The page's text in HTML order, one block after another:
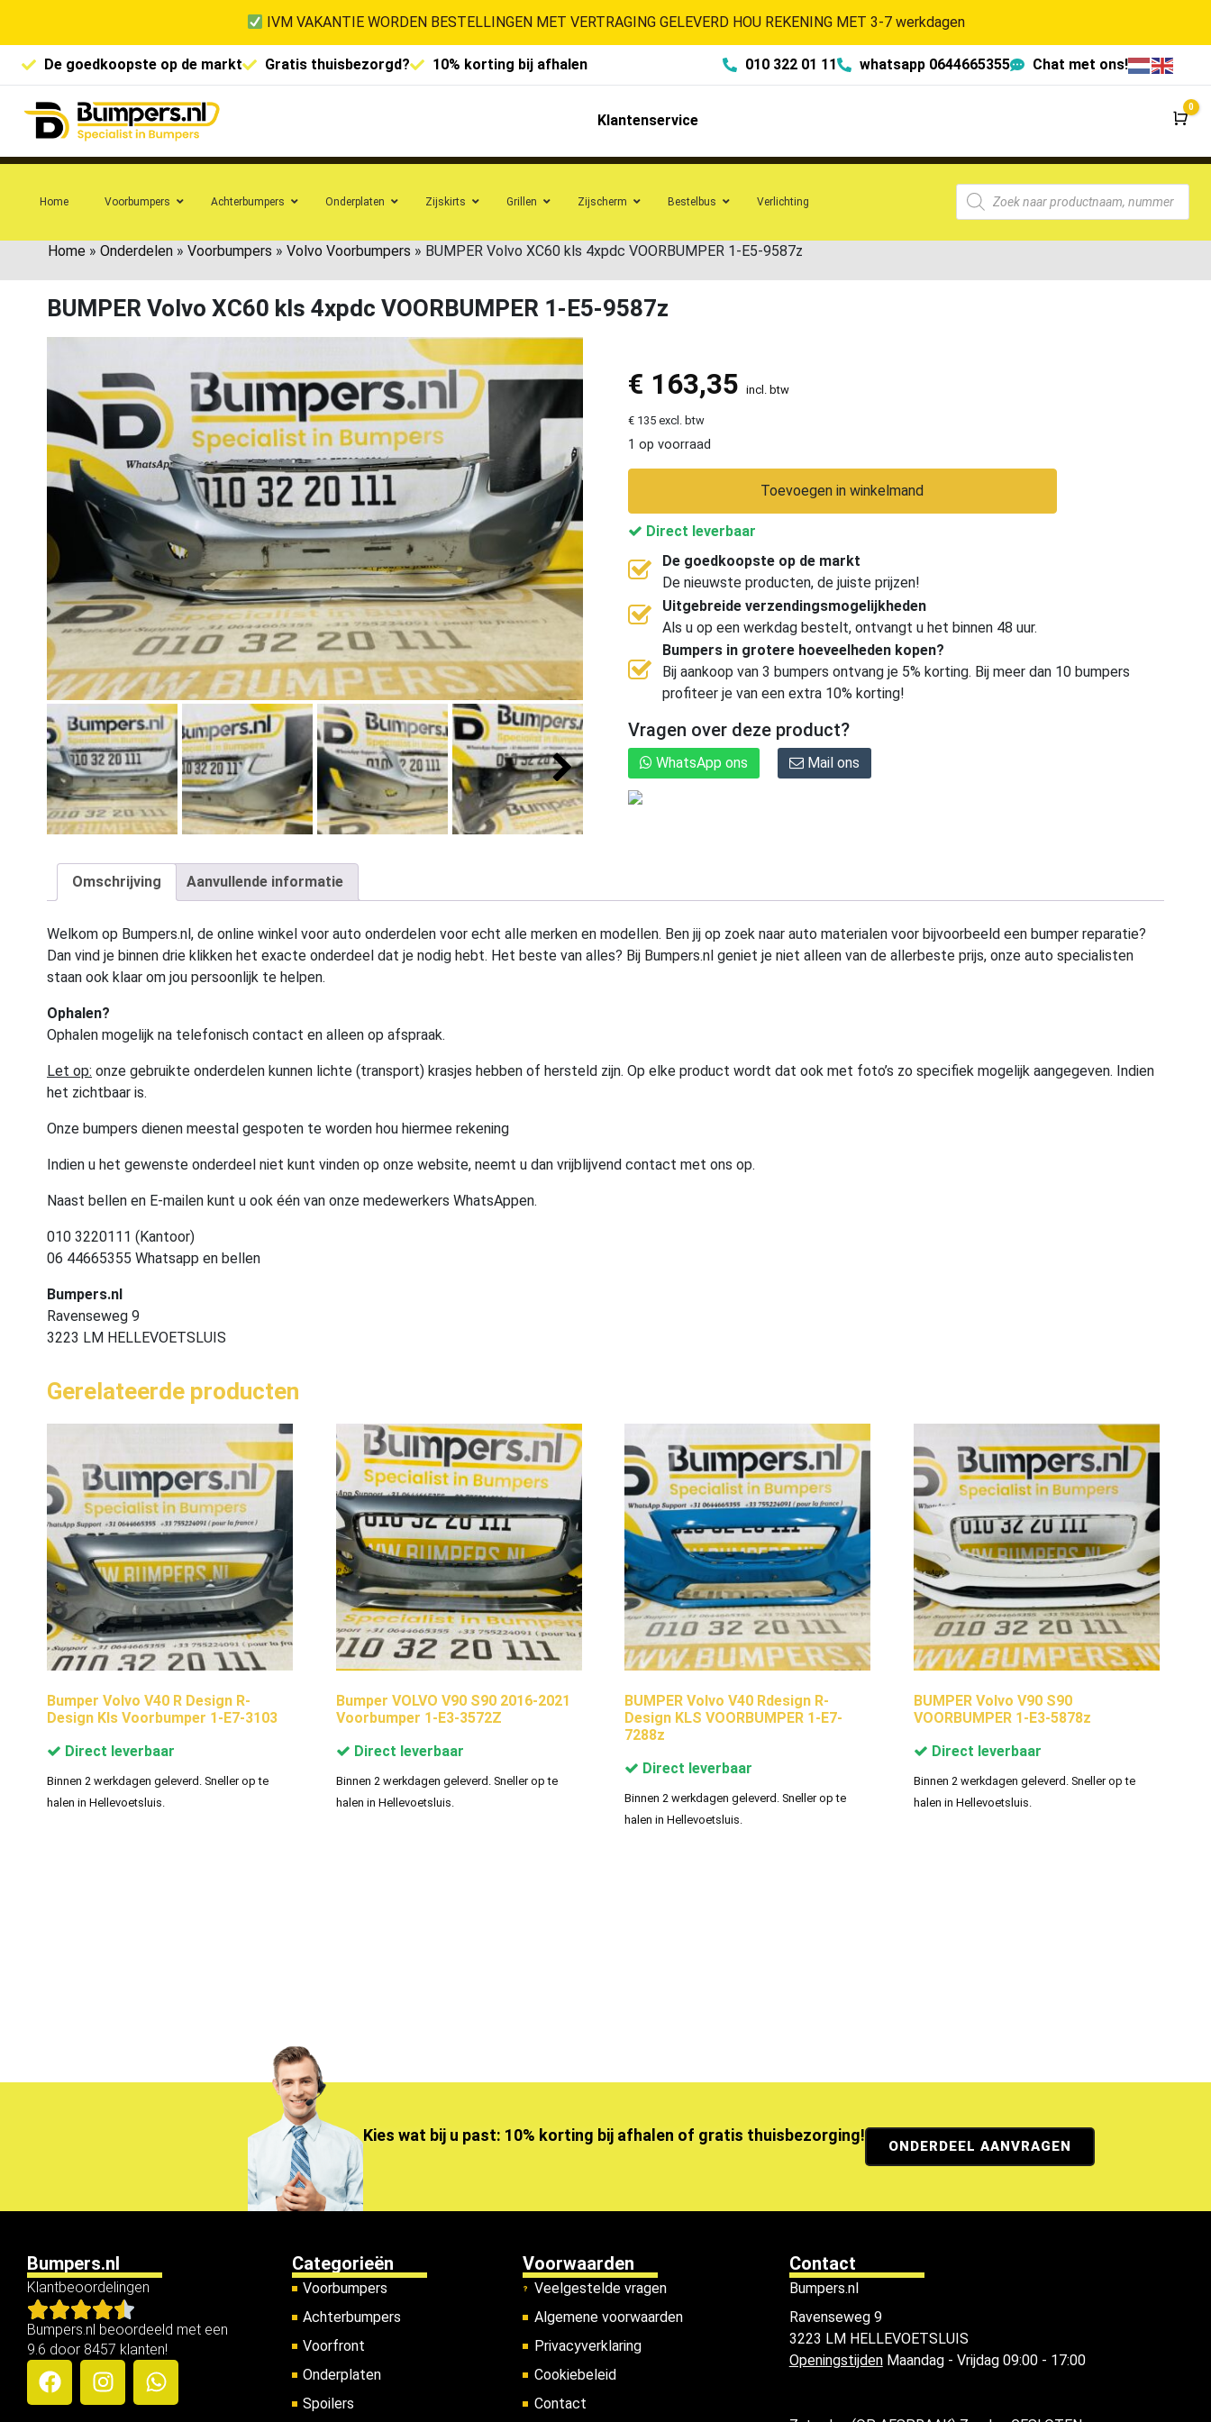
IVM VAKANTIE WORDEN BESTELLINGEN MET VERTRAGING GELEVERD HOU REKENING MET 3-7 werkdagen
De goedkoopste op de markt Gratis thuisbezorgd? 10% korting bij afhalen 010 322 01 11 whatsapp 0644665355 Chat met ons!
Klantenservice
0
Home Voorbumpers Achterbumpers Onderplaten Zijskirts Grillen Zijscherm Bestelbus Verlichting
Home » Onderdelen » Voorbumpers » Volvo Voorbumpers » BUMPER Volvo XC60 kls 4xpdc VOORBUMPER 1-E5-9587z
BUMPER Volvo XC60 kls 4xpdc VOORBUMPER 1-E5-9587z
€ 163,35 incl. btw
€ 135 excl. btw
1 op voorraad
Toevoegen in winkelmand
Direct leverbaar
De goedkoopste op de markt
De nieuwste producten, de juiste prijzen!
Uitgebreide verzendingsmogelijkheden
Als u op een werkdag bestelt, ontvangt u het binnen 48 uur.
Bumpers in grotere hoeveelheden kopen?
Bij aankoop van 3 bumpers ontvang je 5% korting. Bij meer dan 10 bumpers
profiteer je van een extra 10% korting!
Vragen over deze product?
WhatsApp ons Mail ons
Omschrijving Aanvullende informatie
Welkom op Bumpers.nl, de online winkel voor auto onderdelen voor echt alle merken en modellen. Ben jij op zoek naar auto materialen voor bijvoorbeeld een bumper reparatie?
Dan vind je binnen drie klikken het exacte onderdeel dat je nodig hebt. Het beste van alles? Bij Bumpers.nl geniet je niet alleen van de allerbeste prijs, onze auto specialisten
staan ook klaar om jou persoonlijk te helpen.
Ophalen?
Ophalen mogelijk na telefonisch contact en alleen op afspraak.
Let op: onze gebruikte onderdelen kunnen lichte (transport) krasjes hebben of hersteld zijn. Op elke product wordt dat ook met foto’s zo specifiek mogelijk aangegeven. Indien
het zichtbaar is.
Onze bumpers dienen meestal gespoten te worden hou hiermee rekening
Indien u het gewenste onderdeel niet kunt vinden op onze website, neemt u dan vrijblijvend contact met ons op.
Naast bellen en E-mailen kunt u ook één van onze medewerkers WhatsAppen.
010 3220111 (Kantoor)
06 44665355 Whatsapp en bellen
Bumpers.nl
Ravenseweg 9
3223 LM HELLEVOETSLUIS
Gerelateerde producten
Bumper Volvo V40 R Design R-
Design Kls Voorbumper 1-E7-3103
Direct leverbaar
Binnen 2 werkdagen geleverd. Sneller op te
halen in Hellevoetsluis.
Bumper VOLVO V90 S90 2016-2021
Voorbumper 1-E3-3572Z
Direct leverbaar
Binnen 2 werkdagen geleverd. Sneller op te
halen in Hellevoetsluis.
BUMPER Volvo V40 Rdesign R-
Design KLS VOORBUMPER 1-E7-
7288z
Direct leverbaar
Binnen 2 werkdagen geleverd. Sneller op te
halen in Hellevoetsluis.
BUMPER Volvo V90 S90
VOORBUMPER 1-E3-5878z
Direct leverbaar
Binnen 2 werkdagen geleverd. Sneller op te
halen in Hellevoetsluis.
Kies wat bij u past: 10% korting bij afhalen of gratis thuisbezorging!
ONDERDEEL AANVRAGEN
Bumpers.nl
Klantbeoordelingen
Bumpers.nl beoordeeld met een
9.6 door 8457 klanten!
Categorieën
Voorbumpers
Achterbumpers
Voorfront
Onderplaten
Spoilers
Voorwaarden
Veelgestelde vragen
Algemene voorwaarden
Privacyverklaring
Cookiebeleid
Contact
Contact
Bumpers.nl
Ravenseweg 9
3223 LM HELLEVOETSLUIS
OpeningstijdenMaandag - Vrijdag 09:00 - 17:00